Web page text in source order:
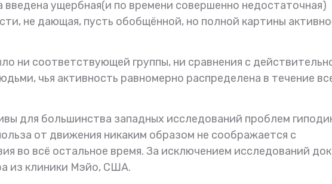
ущербная(и по времени совершенно недостаточная)
не дающая, пусть обобщённой, но полной картины
ни соответствующей группы, ни сравнения с
чья активность равномерно распределена в течение
для большинства западных исследований проблем
от движения никаким образом не соображается с
во всё остальное время. За исключением исследований
из клиники Мэйо, США.